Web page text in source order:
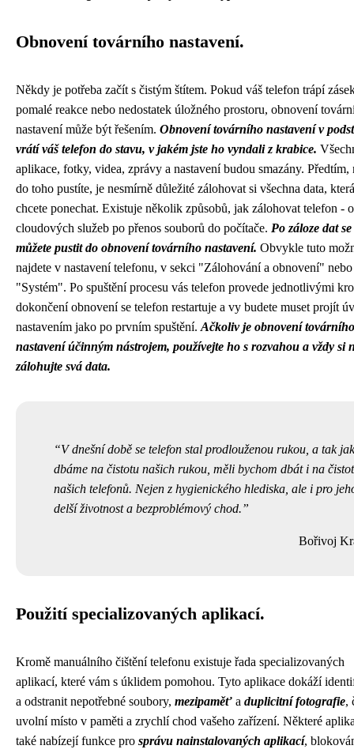
Obnovení továrního nastavení.
Někdy je potřeba začít s čistým štítem. Pokud váš telefon trápí
pomalé reakce nebo nedostatek úložného prostoru, obnovení
nastavení může být řešením. Obnovení továrního nastavení v
vrátí váš telefon do stavu, v jakém jste ho vyndali z krabice.
aplikace, fotky, videa, zprávy a nastavení budou smazány. Předtím,
do toho pustíte, je nesmírně důležité zálohovat si všechna data,
chcete ponechat. Existuje několik způsobů, jak zálohovat telefon -
cloudových služeb po přenos souborů do počítače. Po záloze dat se
můžete pustit do obnovení továrního nastavení. Obvykle tuto
najdete v nastavení telefonu, v sekci "Zálohování a obnovení" nebo
"Systém". Po spuštění procesu vás telefon provede jednotlivými
dokončení obnovení se telefon restartuje a vy budete muset projít
nastavením jako po prvním spuštění. Ačkoliv je obnovení továrního
nastavení účinným nástrojem, používejte ho s rozvahou a vždy si
zálohujte svá data.
V dnešní době se telefon stal prodlouženou rukou, a tak
dbáme na čistotu našich rukou, měli bychom dbát i na
našich telefonů. Nejen z hygienického hlediska, ale i pro
delší životnost a bezproblémový chod.
Bořivoj
Použití specializovaných aplikací.
Kromě manuálního čištění telefonu existuje řada specializovaných
aplikací, které vám s úklidem pomohou. Tyto aplikace dokáží
a odstranit nepotřebné soubory, mezipaměť a duplicitní fotografie,
uvolní místo v paměti a zrychlí chod vašeho zařízení. Některé
také nabízejí funkce pro správu nainstalovaných aplikací,